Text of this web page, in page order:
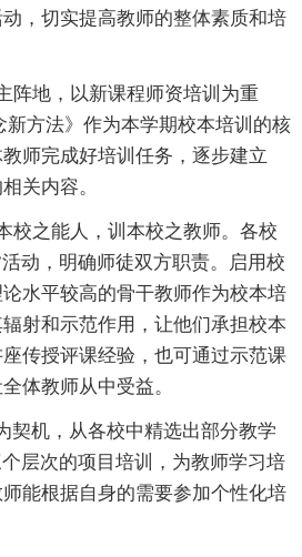
，切实提高教师的整体素质和培
阵地，以新课程师资培训为重
新方法》作为本学期校本培训的核
师完成好培训任务，逐步建立
关内容。
校之能人，训本校之教师。各校
动，明确师徒双方职责。启用校
水平较高的骨干教师作为校本培
射和示范作用，让他们承担校本
传授评课经验，也可通过示范课
体教师从中受益。
契机，从各校中精选出部分教学
层次的项目培训，为教师学习培
能根据自身的需要参加个性化培